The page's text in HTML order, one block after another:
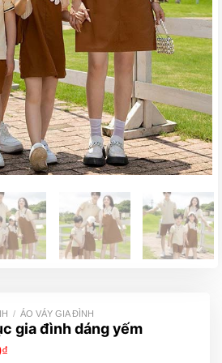
/ ÁO VÁY GIA ĐÌNH
gia đình dáng yếm
₫